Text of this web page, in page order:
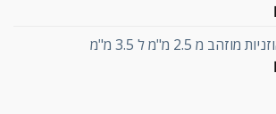
מ 2.5 מ"מ ל 3.5 מ"מ